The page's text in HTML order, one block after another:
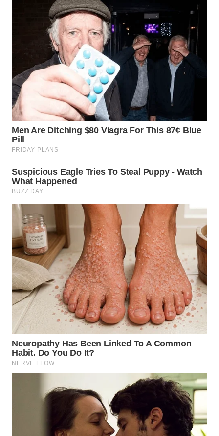
SERDANG
WN
TEBING
TINGGI
WN
PAKPAK
KARAWANG
BEKASI
WN
BOGOR
WN
DEPOK
WN
TAPANULI
UTARA
WN
SAMOSIR
PADANG